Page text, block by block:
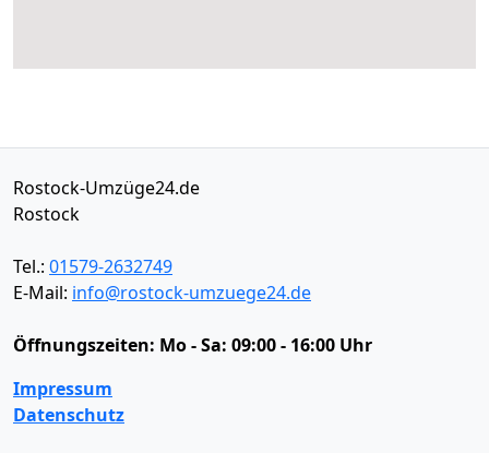
Rostock-Umzüge24.de
Rostock
Tel.: 01579-2632749
E-Mail: info@rostock-umzuege24.de
Öffnungszeiten: Mo - Sa: 09:00 - 16:00 Uhr
Impressum
Datenschutz